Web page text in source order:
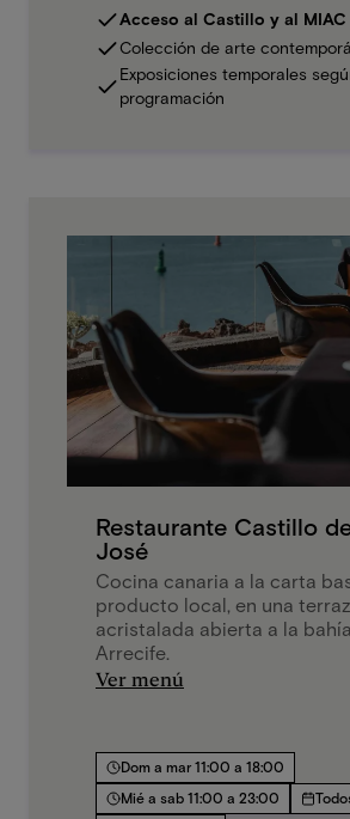
Acceso al Castillo y al MIAC
Colección de arte
Exposiciones temporales
programación
Restaurante Castillo
José
Cocina canaria a la carta
producto local, en una
acristalada abierta a la
Arrecife.
Ver menú
Dom a mar 11:00 a 18:00
Mié a sab 11:00 a 23:00